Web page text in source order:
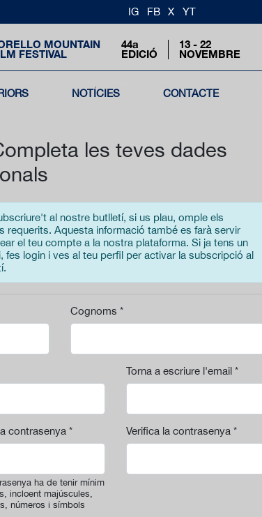
IG FB X YT
MOUNTAIN
FESTIVAL
44a
EDICIÓ
13 - 22
NOVEMBRE
NOTÍCIES CONTACTE
les teves dades
al nostre butlletí, si us plau, omple els
requerits. Aquesta informació també es farà servir
el teu compte a la nostra plataforma. Si ja tens un
fes login i ves al teu perfil per activar la subscripció al
Cognoms *
Torna a escriure l'email *
contrasenya *
ha de tenir mínim
incloent majúscules,
números i símbols
Verifica la contrasenya *